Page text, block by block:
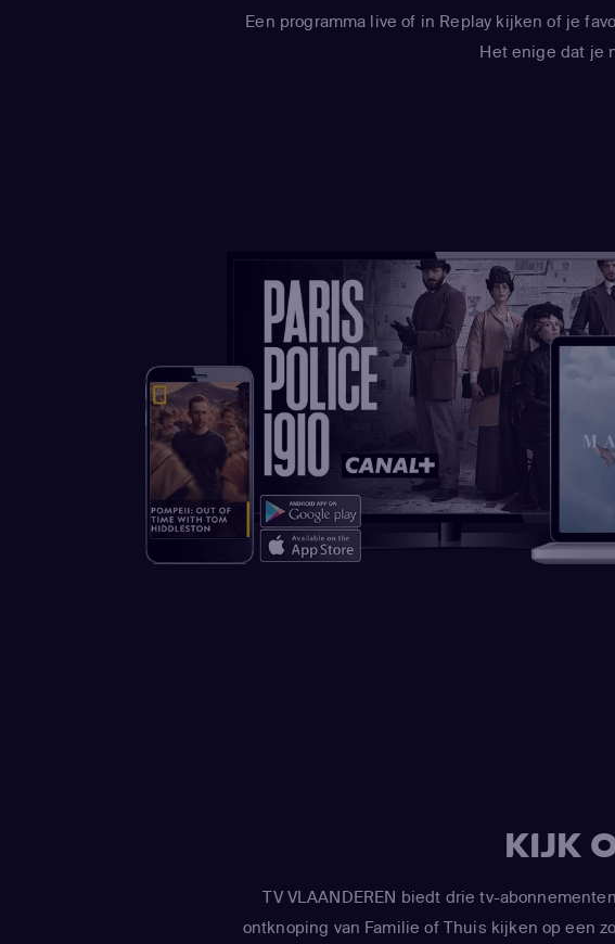
Een programma live of in Replay kijken of je
Het enige dat je
KIJK
TV VLAANDEREN biedt drie tv-
ontknoping van Familie of Thuis kijken op een